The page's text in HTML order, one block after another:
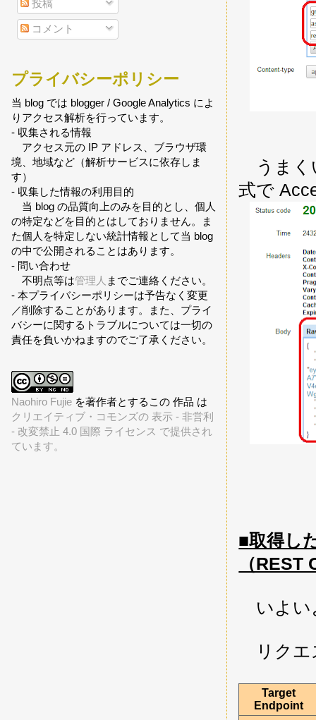
うまく
式で
■取得し
（
いよい
リクエ
Target
Endpoint
投稿
コメント
プライバシーポリシー
当 blog では blogger / Google Analytics によ
りアクセス解析を行っています。
- 収集される情報
アクセス元の IP アドレス、ブラウザ環
境、地域など（解析サービスに依存しま
す）
- 収集した情報の利用目的
当 blog の品質向上のみを目的とし、個人
の特定などを目的とはしておりません。ま
た個人を特定しない統計情報として当 blog
の中で公開されることはあります。
- 問い合わせ
不明点等は管理人 までご連絡ください。
- 本プライバシーポリシーは予告なく変更
／削除することがあります。また、プライ
バシーに関するトラブルについては一切の
責任を負いかねますのでご了承ください。
Naohiro Fujie を著作者とするこの 作品 は
クリエイティブ・コモンズの 表示 - 非営利
- 改変禁止 4.0 国際 ライセンス で提供され
ています。